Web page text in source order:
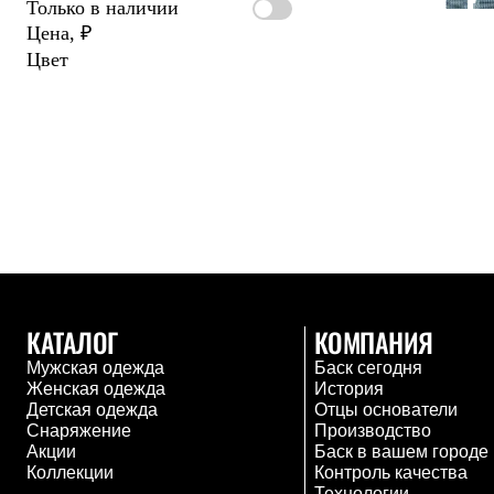
Жилеты
Термобелье
Теплое термобелье
Среднее термобелье
Жилеты
Утепленная синтетикой
Куртки
Брюки
Штормовая одежда
Куртки
Софтшелл одежда
Куртки
Только в наличии
Цена, ₽
Цвет
КАТАЛОГ
Мужская одежда
Женская одежда
Детская одежда
Снаряжение
Акции
Коллекции
КОМПАНИЯ
Баск сегодня
История
Отцы основатели
Производство
Баск в вашем городе
Контроль качества